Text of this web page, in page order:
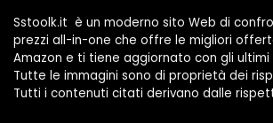
Sstoolk.it è un moderno sito Web di
prezzi all-in-one che offre le migliori
Amazon e ti tiene aggiornato con gli ultimi
Tutte le immagini sono di proprietà dei
Tutti i contenuti citati derivano dalle